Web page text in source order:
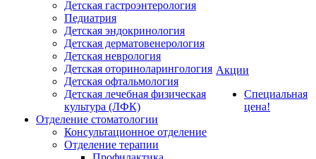
Детская гастроэнтерология
Педиатрия
Детская эндокринология
Детская дерматовенерология
Детская неврология
Детская оториноларингология
Детская офтальмология
Детская лечебная физическая
культура (ЛФК)
Отделение стоматологии
Консультационное отделение
Отделение терапии
Акции
Специальная
цена!